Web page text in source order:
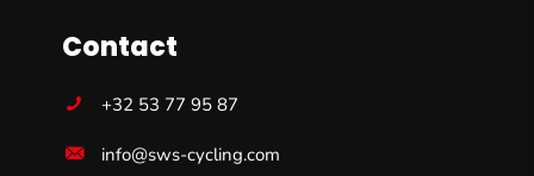
Contact
+32 53 77 95 87
info@sws-cycling.com